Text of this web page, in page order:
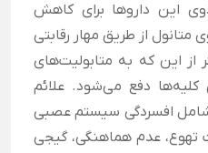
این داروها برای کاهش
متانول از طریق مهار رقابتی
از این که به متابولیت‌های
دفع می‌شود. علائم
شامل افسردگی سیستم عصبی
تهوع، عدم هماهنگی، گیجی